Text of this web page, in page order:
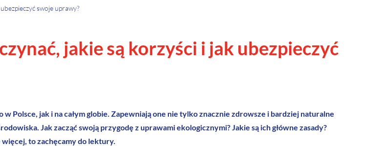
swoje uprawy?
jakie są korzyści i jak ubezpieczyć
Polsce, jak i na całym globie. Zapewniają one nie tylko znacznie zdrowsze i bardziej naturalne
Jak zacząć swoją przygodę z uprawami ekologicznymi? Jakie są ich główne zasady?
to zachęcamy do lektury.